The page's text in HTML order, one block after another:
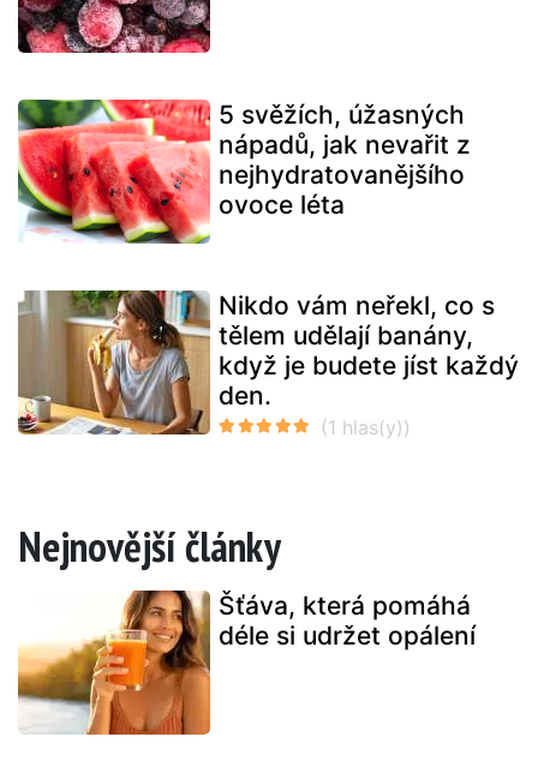
5 svěžích, úžasných
nápadů, jak nevařit z
nejhydratovanějšího
ovoce léta
Nikdo vám neřekl, co s
tělem udělají banány,
když je budete jíst každý
den.
Nejnovější články
Šťáva, která pomáhá
déle si udržet opálení